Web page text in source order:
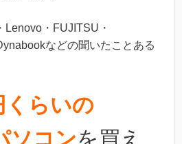
・FUJITSU・
などの聞いたことある
くらいの
ソコンを買え